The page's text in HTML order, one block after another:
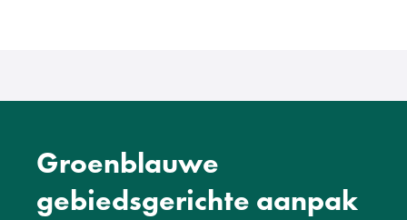
Groenblauwe
gebiedsgerichte aanpak